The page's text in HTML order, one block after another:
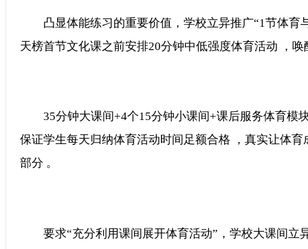
凸显体能练习的重要价值，学校立异推广“1节体
天榜首节文化课之前安排20分钟中低强度体育活动 ，唤
35分钟大课间+4个15分钟小课间+课后服务体育模块+
保证学生每天归纳体育活动时间足额合格 ，真实让体
部分 。
要求“充分利用课间展开体育活动”，学校大课间立